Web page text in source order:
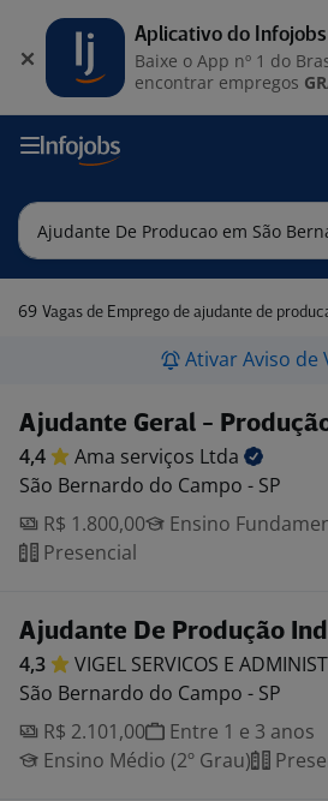
69 Vagas de Emprego de ajudante de producao em São
Ativar Aviso de
Ajudante Geral -
4,4 Ama serviços Ltda
São Bernardo do Campo - SP
R$ 1.800,00
Ensino
Presencial
Ajudante De Produção
4,3 VIGEL SERVICOS E
São Bernardo do Campo - SP
R$ 2.101,00
Entre 1 e 3 anos
Ensino Médio (2º Grau)
Aplicativo do Infojobs
Baixe o App nº 1 do
encontrar empregos